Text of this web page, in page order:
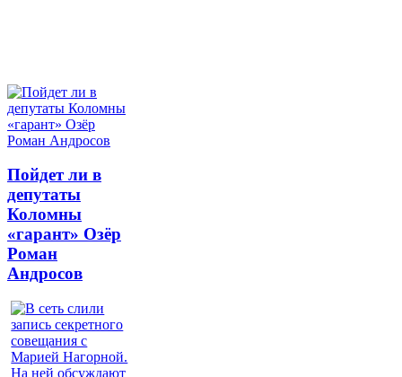
Пойдет ли в
депутаты
Коломны
«гарант» Озёр
Роман
Андросов